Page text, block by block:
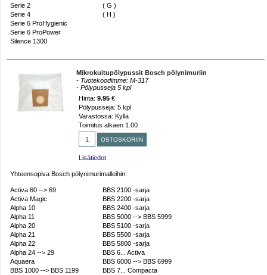
Serie 2
Serie 4
Serie 6 ProHygienic
Serie 6 ProPower
Silence 1300
( G )
( H )
Mikrokuitupölypussit Bosch pölynimuriin
- Tuotekoodimme: M-317
- Pölypusseja 5 kpl
Hinta: 9.95 €
Pölypusseja: 5 kpl
Varastossa: Kyllä
Toimitus alkaen 1.00
Lisätiedot
Yhteensopiva Bosch pölynimurimalleihin:
Activa 60 --> 69
Activa Magic
Alpha 10
Alpha 11
Alpha 20
Alpha 21
Alpha 22
Alpha 24 --> 29
Aquaera
BBS 1000 --> BBS 1199
BBS 2100 -sarja
BBS 2200 -sarja
BBS 2400 -sarja
BBS 5000 --> BBS 5999
BBS 5100 -sarja
BBS 5500 -sarja
BBS 5800 -sarja
BBS 6... Activa
BBS 6000 --> BBS 6999
BBS 7... Compacta